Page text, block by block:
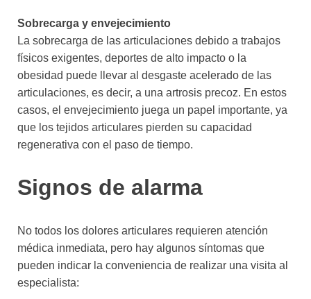
Sobrecarga y envejecimiento
La sobrecarga de las articulaciones debido a trabajos
físicos exigentes, deportes de alto impacto o la
obesidad puede llevar al desgaste acelerado de las
articulaciones, es decir, a una artrosis precoz. En estos
casos, el envejecimiento juega un papel importante, ya
que los tejidos articulares pierden su capacidad
regenerativa con el paso de tiempo.
Signos de alarma
No todos los dolores articulares requieren atención
médica inmediata, pero hay algunos síntomas que
pueden indicar la conveniencia de realizar una visita al
especialista: